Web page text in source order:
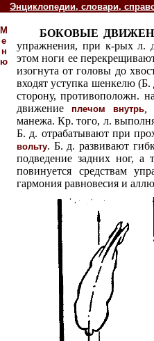
Энциклопедии, словари,
М
е
н
ю
БОКОВЫЕ
упражнения, при к-рых л.
этом ноги ее
изогнута от головы до
входят уступка шенкелю
сторону, противоположн.
движение плечом внутрь,
манежа. Кр. того, л.
Б. д. отрабатывают при
вольту. Б. д. развивают
подведение задних ног,
повинуется средствам
гармония равновесия и